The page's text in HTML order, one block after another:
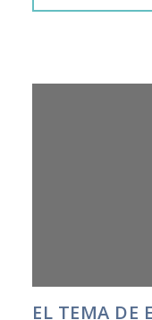
EL TEMA DE